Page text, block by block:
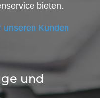
bieten.
unseren Kunden
und